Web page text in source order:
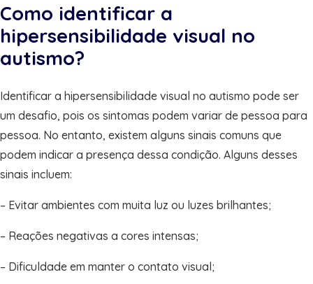
Como identificar a
hipersensibilidade visual no
autismo?
Identificar a hipersensibilidade visual no autismo pode ser
um desafio, pois os sintomas podem variar de pessoa para
pessoa. No entanto, existem alguns sinais comuns que
podem indicar a presença dessa condição. Alguns desses
sinais incluem:
– Evitar ambientes com muita luz ou luzes brilhantes;
– Reações negativas a cores intensas;
– Dificuldade em manter o contato visual;